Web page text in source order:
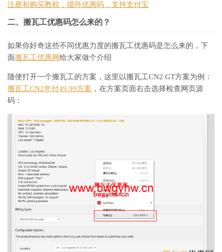
注册和购买教程，循环优惠码，支持支付宝
二、搬瓦工优惠码怎么来的？
如果你好奇这些不同优惠力度的搬瓦工优惠码是怎么来的，下
面搬瓦工优惠网给大家做个介绍
随便打开一个搬瓦工的方案，这里以搬瓦工CN2 GT方案为例：
搬瓦工CN2年付49.99方案 ，在方案页面右击选择检查网页源
码：